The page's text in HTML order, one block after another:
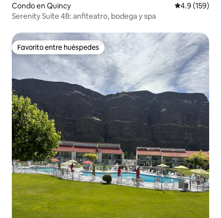
Condo en Quincy Calificación
4.9 (159)
Serenity Suite 4B: anfiteatro, bodega y spa
Favorito entre huéspedes
Favorito entre huéspedes